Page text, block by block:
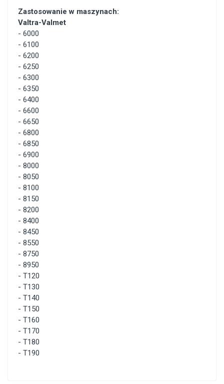
Zastosowanie w maszynach:
Valtra-Valmet
- 6000
- 6100
- 6200
- 6250
- 6300
- 6350
- 6400
- 6600
- 6650
- 6800
- 6850
- 6900
- 8000
- 8050
- 8100
- 8150
- 8200
- 8400
- 8450
- 8550
- 8750
- 8950
- T120
- T130
- T140
- T150
- T160
- T170
- T180
- T190